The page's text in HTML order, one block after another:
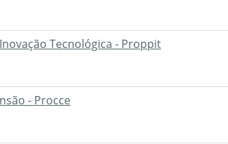
Tecnológica - Proppit
- Procce